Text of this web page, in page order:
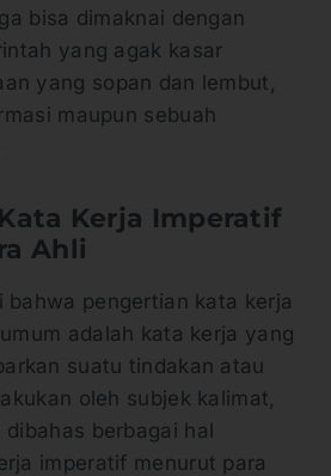
bisa dimaknai dengan
yang agak kasar
yang sopan dan lembut,
maupun sebuah
Kerja Imperatif
Ahli
bahwa pengertian kata kerja
adalah kata kerja yang
suatu tindakan atau
oleh subjek kalimat,
berbagai hal
imperatif menurut para